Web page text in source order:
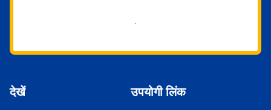
अभी शुरू करें
देखें उपयोगी लिंक